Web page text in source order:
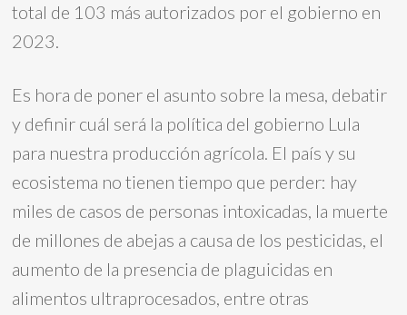
total de 103 más autorizados por el gobierno en
2023.
Es hora de poner el asunto sobre la mesa, debatir
y definir cuál será la política del gobierno Lula
para nuestra producción agrícola. El país y su
ecosistema no tienen tiempo que perder: hay
miles de casos de personas intoxicadas, la muerte
de millones de abejas a causa de los pesticidas, el
aumento de la presencia de plaguicidas en
alimentos ultraprocesados, entre otras